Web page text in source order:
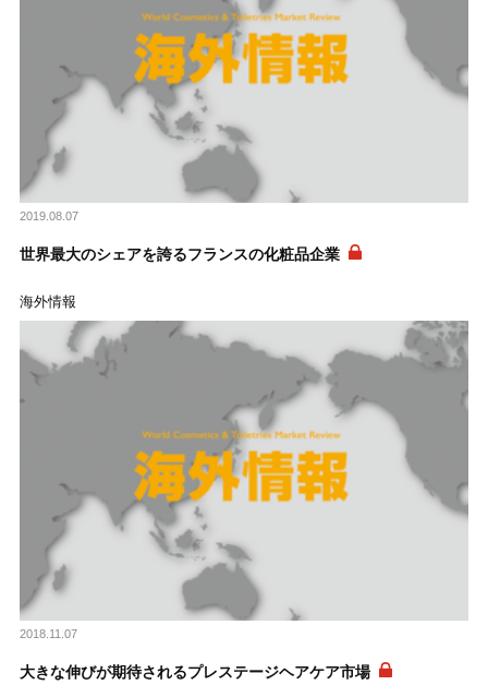
2019.08.07
世界最大のシェアを誇るフランスの化粧品企業
海外情報
2018.11.07
大きな伸びが期待されるプレステージヘアケア市場